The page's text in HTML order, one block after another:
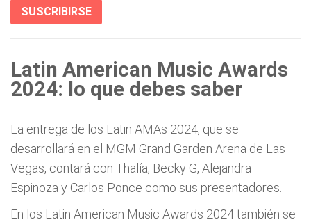
SUSCRIBIRSE
Latin American Music Awards
2024: lo que debes saber
La entrega de los Latin AMAs 2024, que se
desarrollará en el MGM Grand Garden Arena de Las
Vegas, contará con Thalía, Becky G, Alejandra
Espinoza y Carlos Ponce como sus presentadores.
En los Latin American Music Awards 2024 también se